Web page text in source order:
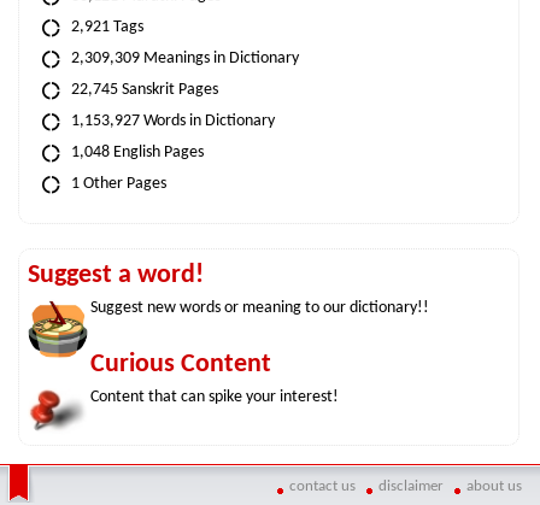
2,921 Tags
2,309,309 Meanings in Dictionary
22,745 Sanskrit Pages
1,153,927 Words in Dictionary
1,048 English Pages
1 Other Pages
Suggest a word!
Suggest new words or meaning to our dictionary!!
Curious Content
Content that can spike your interest!
contact us disclaimer about us